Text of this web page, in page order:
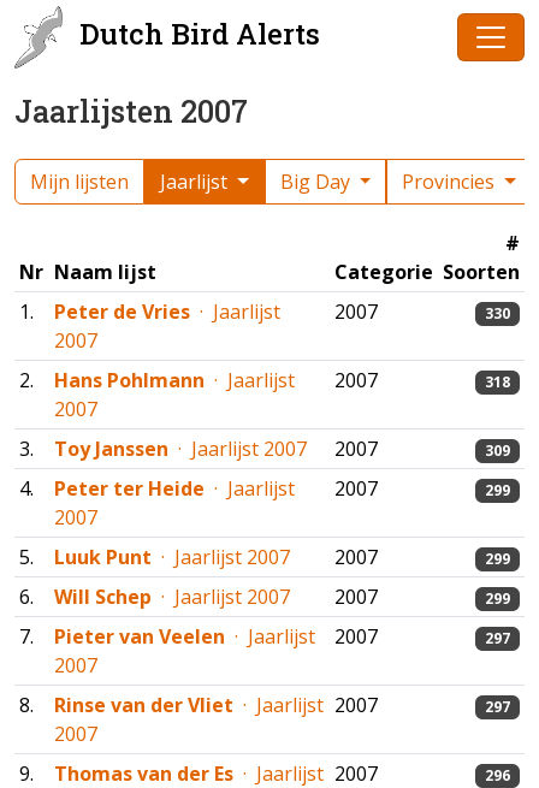
Dutch Bird Alerts
Jaarlijsten 2007
Mijn lijsten Jaarlijst Big Day Provincies
Nr Naam lijst Categorie
#
Soorten
1.
Peter de Vries · Jaarlijst
2007
2007 330
2. Hans Pohlmann · Jaarlijst
2007
2007 318
3. Toy Janssen · Jaarlijst 2007 2007 309
4. Peter ter Heide · Jaarlijst
2007
2007 299
5. Luuk Punt · Jaarlijst 2007 2007 299
6. Will Schep · Jaarlijst 2007 2007 299
7. Pieter van Veelen · Jaarlijst
2007
2007 297
8. Rinse van der Vliet · Jaarlijst
2007
2007 297
9. Thomas van der Es · Jaarlijst 2007 296